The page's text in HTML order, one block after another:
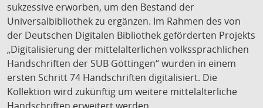
sukzessive erworben, um den Bestand der
Universalbibliothek zu ergänzen. Im Rahmen des von
der Deutschen Digitalen Bibliothek geförderten Projekts
„Digitalisierung der mittelalterlichen volkssprachlichen
Handschriften der SUB Göttingen“ wurden in einem
ersten Schritt 74 Handschriften digitalisiert. Die
Kollektion wird zukünftig um weitere mittelalterliche